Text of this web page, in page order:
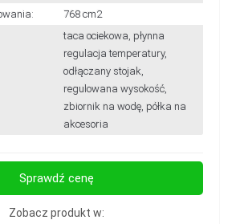
768 cm2
taca ociekowa, płynna
regulacja temperatury,
odłączany stojak,
regulowana wysokość,
zbiornik na wodę, półka na
akcesoria
Sprawdź cenę
Zobacz produkt w: